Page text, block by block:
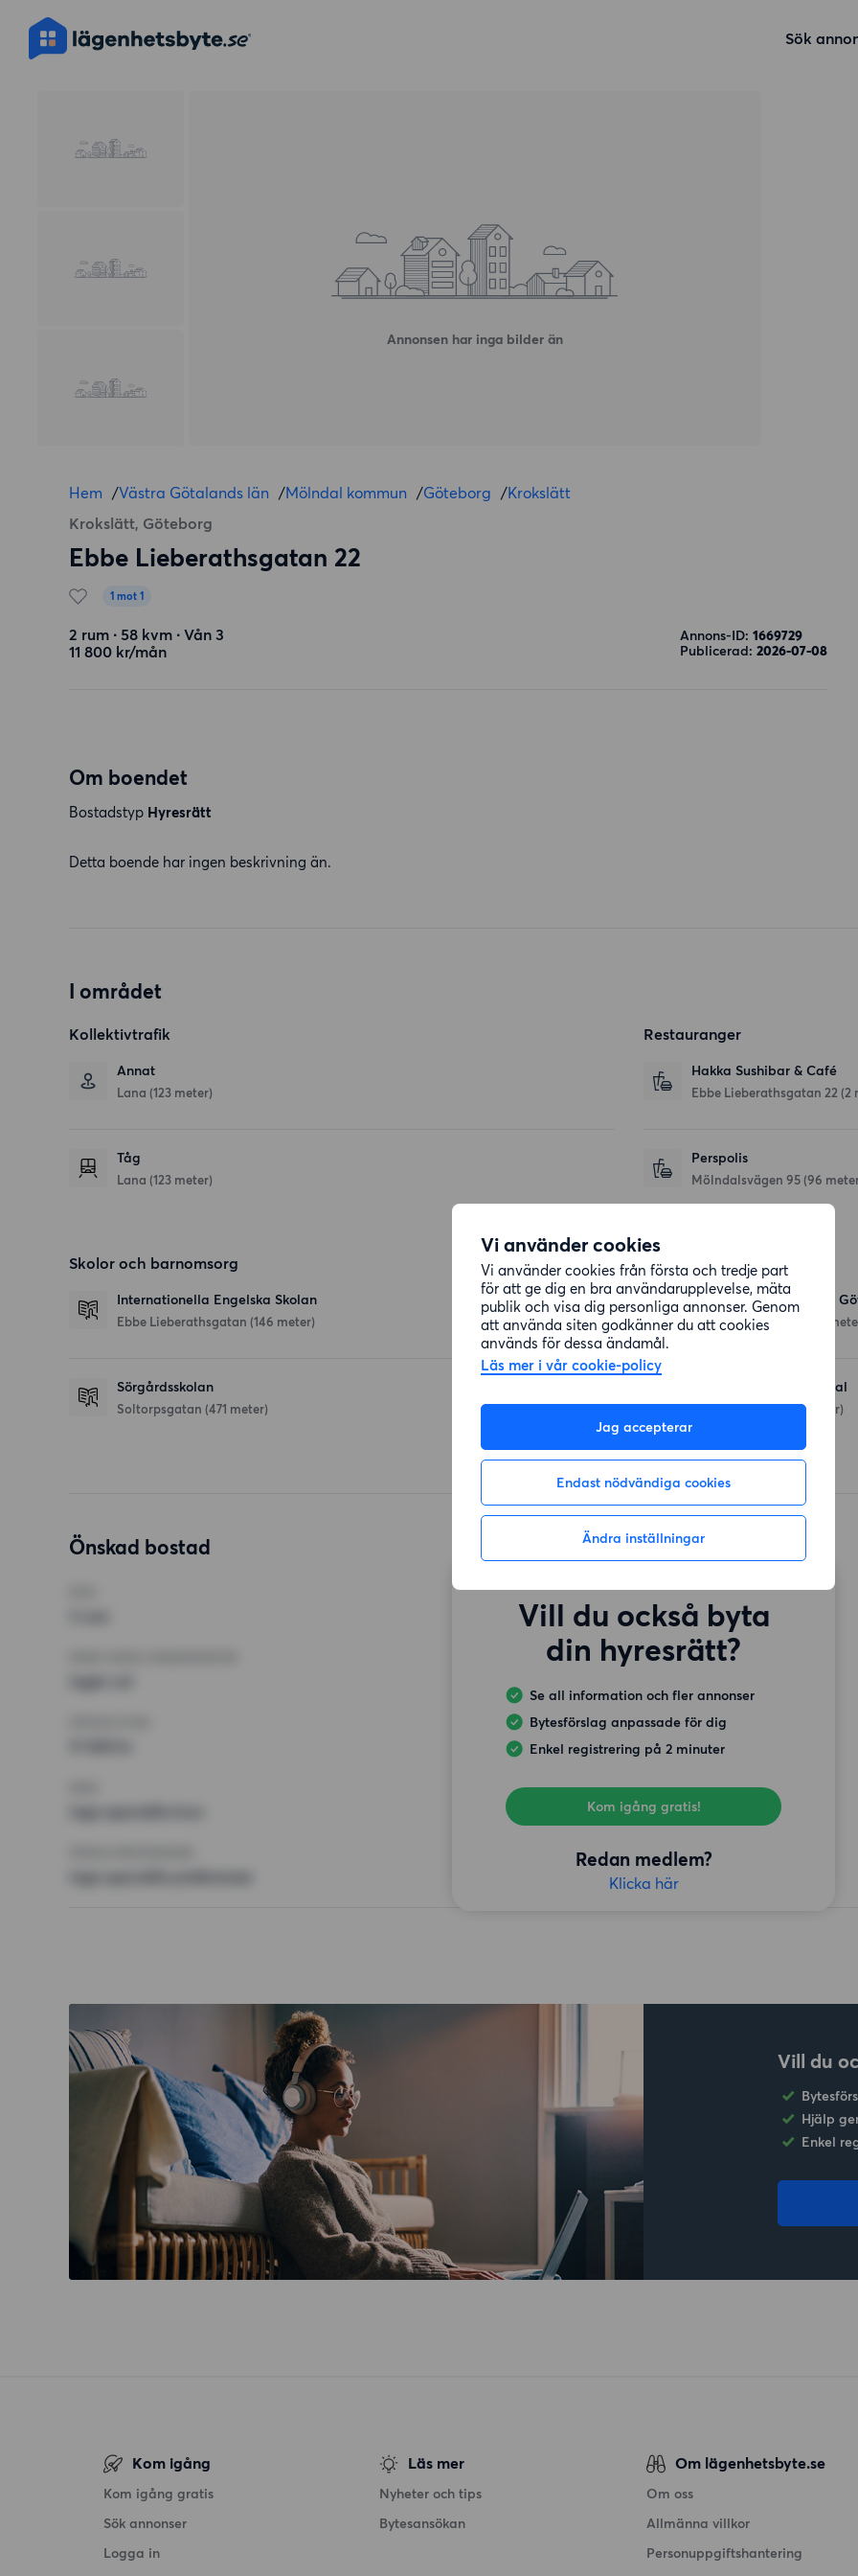
Vi använder cookies
Vi använder cookies från första och tredje part
för att ge dig en bra användarupplevelse, mäta
publik och visa dig personliga annonser. Genom
att använda siten godkänner du att cookies
används för dessa ändamål.
Läs mer i vår cookie-policy
Jag accepterar
Endast nödvändiga cookies
Ändra inställningar
Sök
Annonsen har inga bilder än
Hem /Västra Götalands län /Mölndal kommun /Göteborg /Krokslätt
Krokslätt, Göteborg
Ebbe Lieberathsgatan 22
1 mot 1
2 rum ∙ 58 kvm ∙ Vån 3
11 800 kr/mån
Annons-ID: 1669729
Publicerad: 2026-07-08
Om boendet
Bostadstyp Hyresrätt
Detta boende har ingen beskrivning än.
I området
Kollektivtrafik
Annat
Lana (123 meter)
Tåg
Lana (123 meter)
Restauranger
Hakka Sushibar & Café
Ebbe Lieberathsgatan 22 (2
Perspolis
Mölndalsvägen 95 (96
Skolor och barnomsorg
Internationella Engelska Skolan
Ebbe Lieberathsgatan (146 meter)
Sörgårdsskolan
Soltorpsgatan (471 meter)
Affärer
Maxi ICA Stormarknad
Grafiska Vägen 16 (300
Willys Göteborg Elisedal
Scoutgatan 11(489 meter)
Önskad bostad
Vill du också byta
din hyresrätt?
Se all information och fler annonser
Bytesförslag anpassade för dig
Enkel registrering på 2 minuter
Kom igång gratis!
Redan medlem?
Klicka här
Vill du
Hjälp
Enkel
Kom igång
Kom igång gratis
Sök annonser
Logga in
Läs mer
Nyheter och tips
Bytesansökan
Om lägenhetsbyte.se
Om oss
Allmänna villkor
Personuppgiftshantering